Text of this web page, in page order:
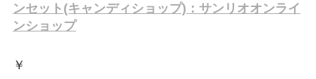
ンセット(キャンディショップ)：サンリオオンライ
ンショップ
￥